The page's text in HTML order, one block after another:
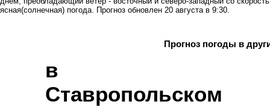
ясная(солнечная) погода. Прогноз обновлен 20 августа в 9:30.
Прогноз погоды в
в
Ставропольском